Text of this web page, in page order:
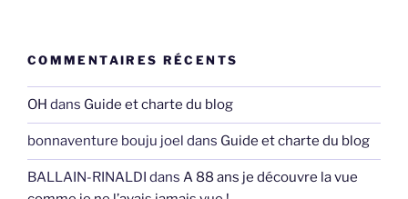
COMMENTAIRES RÉCENTS
OH dans Guide et charte du blog
bonnaventure bouju joel dans Guide et charte du blog
BALLAIN-RINALDI dans A 88 ans je découvre la vue